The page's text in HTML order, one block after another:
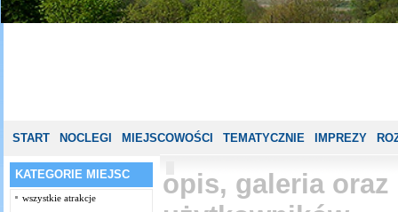
START NOCLEGI MIEJSCOWOŚCI TEMATYCZNIE IMPREZY
KATEGORIE MIEJSC
wszystkie atrakcje
opis, galeria oraz